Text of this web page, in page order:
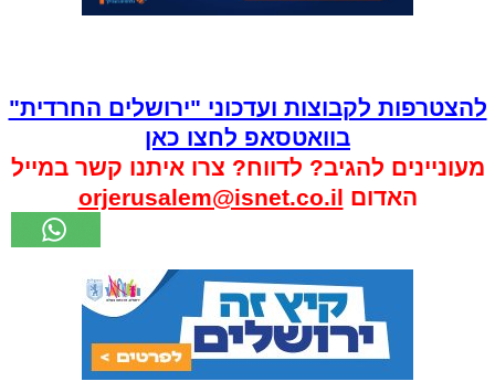
להצטרפות לקבוצות ועדכוני "ירושלים החרדית"
בוואטסאפ לחצו כאן
מעוניינים להגיב? לדווח? צרו איתנו קשר במייל
האדום orjerusalem@isnet.co.il